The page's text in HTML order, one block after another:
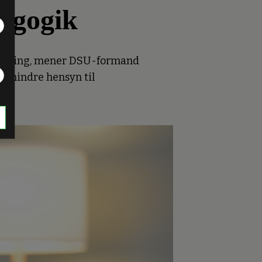
mener DSU-formand
mindre hensyn til